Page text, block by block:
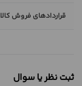
قراردادهای فروش کالا
ثبت نظر یا سوال